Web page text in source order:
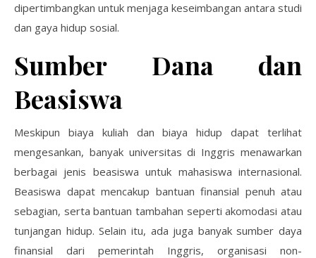
dipertimbangkan untuk menjaga keseimbangan antara studi
dan gaya hidup sosial.
Sumber Dana dan
Beasiswa
Meskipun biaya kuliah dan biaya hidup dapat terlihat
mengesankan, banyak universitas di Inggris menawarkan
berbagai jenis beasiswa untuk mahasiswa internasional.
Beasiswa dapat mencakup bantuan finansial penuh atau
sebagian, serta bantuan tambahan seperti akomodasi atau
tunjangan hidup. Selain itu, ada juga banyak sumber daya
finansial dari pemerintah Inggris, organisasi non-